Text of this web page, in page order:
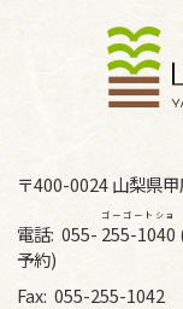
〒400-0024 山梨県
電話: 055- 255-1040
ゴーゴートショ
予約)
Fax: 055-255-1042